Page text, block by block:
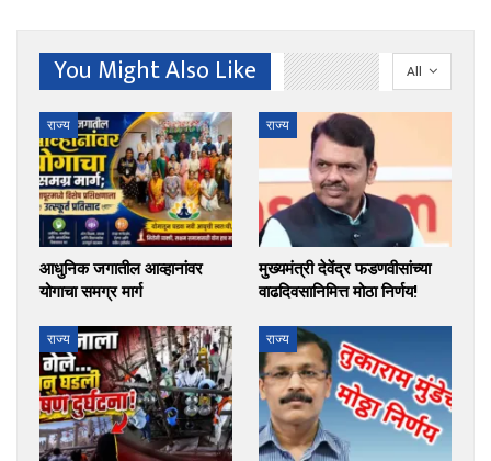
All
You Might Also Like
राज्य
आधुनिक जगातील आव्हानांवर
योगाचा समग्र मार्ग
राज्य
मुख्यमंत्री देवेंद्र फडणवीसांच्या
वाढदिवसानिमित्त मोठा निर्णय!
राज्य राज्य